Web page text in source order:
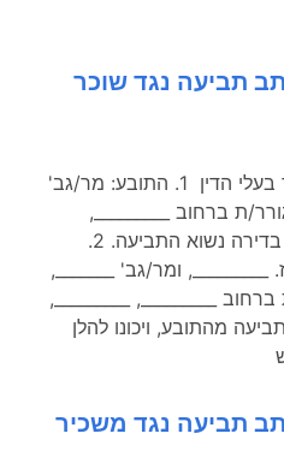
תביעה נגד שוכר
דוגמא לכתב תביעה: א. תיאור בעלי הדין 1. התובע: מר/גב'
ת ברחוב _________,
_________, הידוע/ה כ"משכיר" בדירה נשוא התביעה. 2.
ומר/גב' _______,
_________, _________,
מהתובע, ויכונו להלן
תביעה נגד משכיר